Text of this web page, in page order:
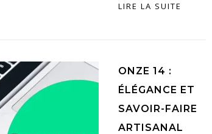
LIRE LA SUITE
ONZE 14 :
ÉLÉGANCE ET
SAVOIR-FAIRE
ARTISANAL